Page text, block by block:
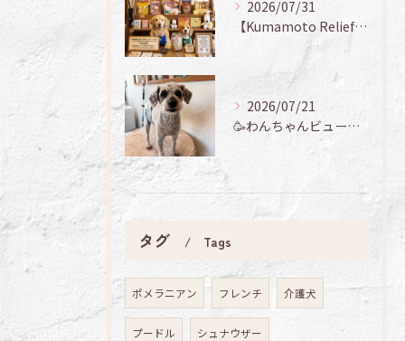
2026/07/31
【Kumamoto Relief Sale 🐻✨】
2026/07/21
🥳わんちゃんビューティーデイ🐾
タグ Tags
ポメラニアン フレンチ 介護犬
プードル シュナウザー